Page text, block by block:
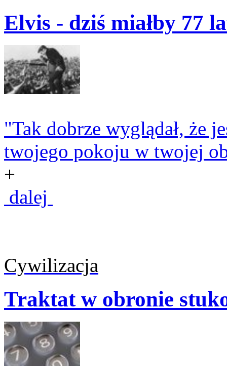
Elvis - dziś miałby 77
"Tak dobrze wyglądał, że
twojego pokoju w twojej
+
dalej
Cywilizacja
Traktat w obronie